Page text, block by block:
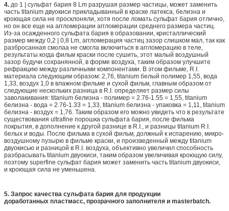
4. до 1 | сульфат бария 8 Lm разрушая размер частицы, может заменить
часть titanium двуокиси прикладыванный в краске латекса, белизна и
кроющая сила не просклоняли, хотя после ломать сульфат бария отлично,
но он все еще на аггломерации аггломерации среднего размера частиц.
Из-за осажденного сульфата бария в образовании, кристаллический
размер между 0,2 | 0,8 Lm, аггломерация частиц зазор слишком мал, так как
разбросанная смолаа не смогла включиться в аггломерацию в теле,
результаты когда фильм краски после сушить, этот малый воздушный
зазор будучи сохранянной, в форме воздуха, таким образом улучшите
рефракцию между различными компонентами. В этом фильме, R.I.
материала следующим образом: 2,76, titanium белый полимер 1,55, вода
1,33, воздух 1,0 в влажном фильме и сухой фильм, главным образом от
следующие нескольких разница в R.I. определяет размер силы
заволакивания: titanium белизна - полимер = 2.76-1.55 = 1,55, titanium
белизна - вода = 2.76-1.33 = 1,33, titanium белизна - упаковка = 1,11, titanium
белизна - воздух = 1,76. Таким образом его можно увидеть что в результате
существования ultrafine порошка сульфата бария, после фильма
покрытия, в дополнение к другой разнице в R.I., и разницы titanium R.I.
белых и воды. После фильма в сухой фильм, должный к испарению, микро-
воздушному пузырю в фильме краски, и произведенный между titanium
двуокисью и разницой в R.I. воздуха, объективно увеличил способность
разбрасывать titanium двуокиси, таким образом увеличивая кроющую силу,
поэтому superfine сульфат бария может заменить часть titanium двуокиси,
и кроющая сила не уменьшена.
5. Запрос качества сульфата бария для продукции
доработанных пластмасс, прозрачного заполнителя и masterbatch.